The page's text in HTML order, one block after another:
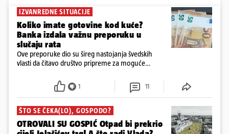
IZVANREDNE SITUACIJE
Koliko imate gotovine kod kuće?
Banka izdala važnu preporuku u
slučaju rata
Ove preporuke dio su šireg nastojanja švedskih
vlasti da čitavo društvo pripreme za moguće
1 11
ŠTO SE ČEKA(LO), GOSPODO?
OTROVALI SU GOSPIĆ Otpad bi prekrio